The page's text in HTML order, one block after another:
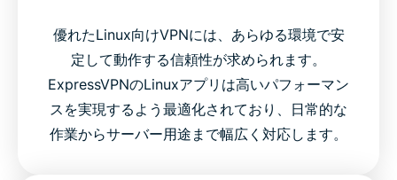
優れたLinux向けVPNには、あらゆる環境で安
定して動作する信頼性が求められます。
ExpressVPNのLinuxアプリは高いパフォーマン
スを実現するよう最適化されており、日常的な
作業からサーバー用途まで幅広く対応します。